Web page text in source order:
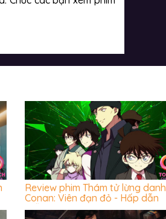
Review phim Thám tử lừng danh
Conan: Viên đạn đỏ - Hấp dẫn
miễn chê